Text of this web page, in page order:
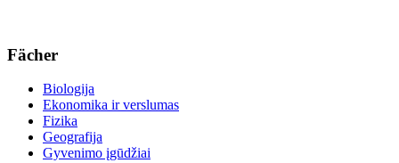
Fächer
Biologija
Ekonomika ir verslumas
Fizika
Geografija
Gyvenimo įgūdžiai